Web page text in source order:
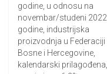
godine, u odnosu na
novembar/studeni 2022.
godine, industrijska
proizvodnja u Federaciji
Bosne i Hercegovine,
kalendarski prilagođena,